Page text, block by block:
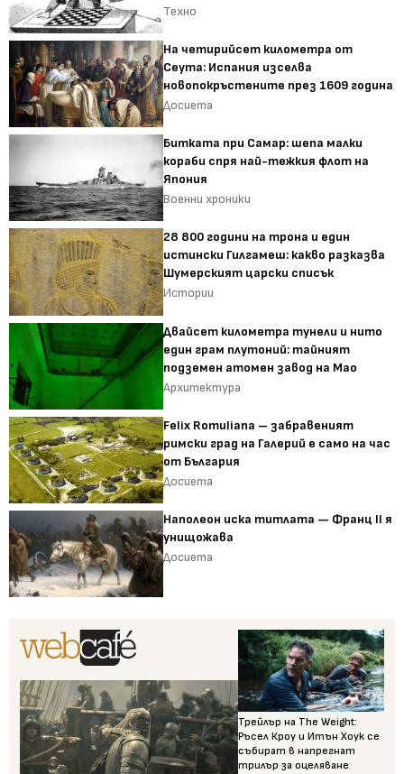
Техно
На четирийсет километра от
Сеута: Испания изселва
новопокръстените през 1609 година
Досиета
Битката при Самар: шепа малки
кораби спря най-тежкия флот на
Япония
Военни хроники
28 800 години на трона и един
истински Гилгамеш: какво разказва
Шумерският царски списък
Истории
Двайсет километра тунели и нито
един грам плутоний: тайният
подземен атомен завод на Мао
Архитектура
Felix Romuliana – забравеният
римски град на Галерий е само на час
от България
Досиета
Наполеон иска титлата — Франц II я
унищожава
Досиета
Трейлър на The Weight:
Ръсел Кроу и Итън Хоук се
събират в напрегнат
трилър за оцеляване